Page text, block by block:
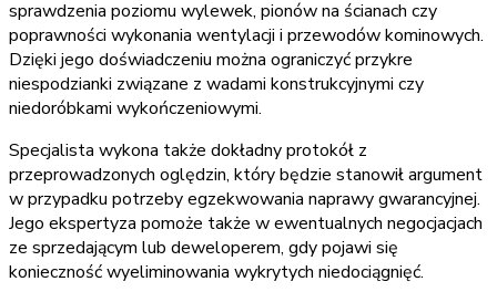
sprawdzenia poziomu wylewek, pionów na ścianach czy
poprawności wykonania wentylacji i przewodów kominowych.
Dzięki jego doświadczeniu można ograniczyć przykre
niespodzianki związane z wadami konstrukcyjnymi czy
niedoróbkami wykończeniowymi.
Specjalista wykona także dokładny protokół z
przeprowadzonych oględzin, który będzie stanowił argument
w przypadku potrzeby egzekwowania naprawy gwarancyjnej.
Jego ekspertyza pomoże także w ewentualnych negocjacjach
ze sprzedającym lub deweloperem, gdy pojawi się
konieczność wyeliminowania wykrytych niedociągnięć.